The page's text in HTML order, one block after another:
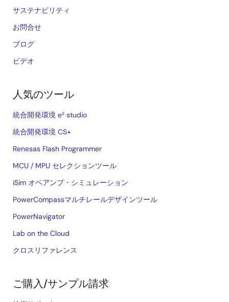
サステナビリティ
お問合せ
ブログ
ビデオ
人気のツール
統合開発環境 e² studio
統合開発環境 CS+
Renesas Flash Programmer
MCU / MPU セレクションツール
iSim オペアンプ・シミュレーション
PowerCompassマルチレールデザインツール
PowerNavigator
Lab on the Cloud
クロスリファレンス
ご購入/サンプル請求